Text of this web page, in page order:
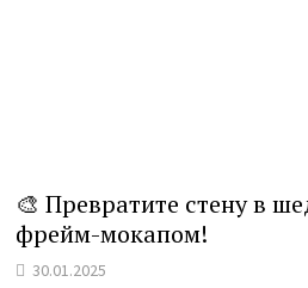
🎨 Превратите стену в
фрейм-мокапом!
30.01.2025